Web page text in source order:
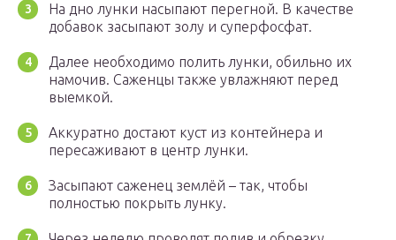
На дно лунки насыпают перегной. В качестве
добавок засыпают золу и суперфосфат.
Далее необходимо полить лунки, обильно их
намочив. Саженцы также увлажняют перед
выемкой.
Аккуратно достают куст из контейнера и
пересаживают в центр лунки.
Засыпают саженец землёй – так, чтобы
полностью покрыть лунку.